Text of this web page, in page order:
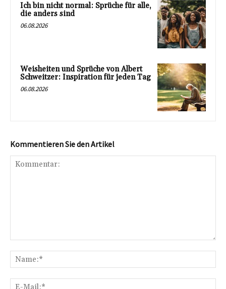
Ich bin nicht normal: Sprüche für alle,
die anders sind
06.08.2026
Weisheiten und Sprüche von Albert
Schweitzer: Inspiration für jeden Tag
06.08.2026
Kommentieren Sie den Artikel